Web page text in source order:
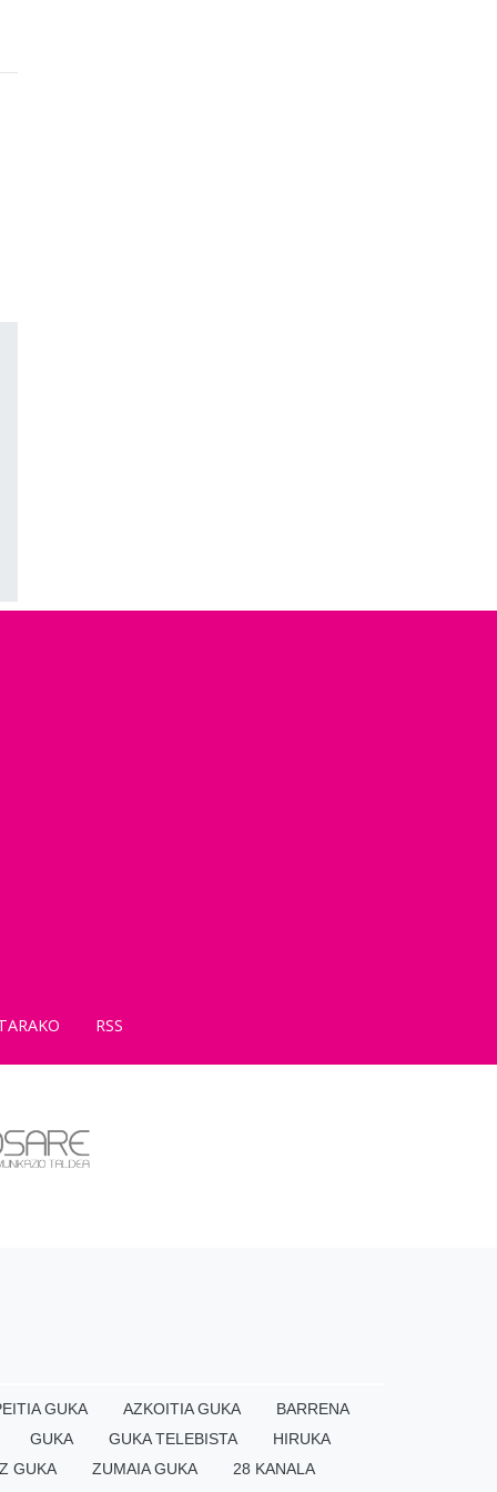
RSS
GUKA AZKOITIA GUKA
BARRENA
GUKA
GUKA TELEBISTA
HIRUKA
GUKA
ZUMAIA GUKA 28 KANALA